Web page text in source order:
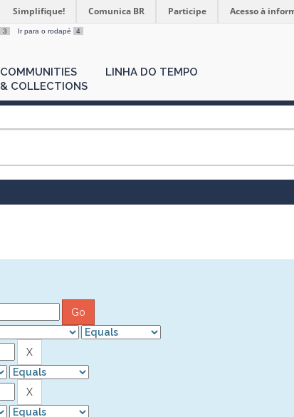
Simplifique! Comunica BR Participe Acesso à
3 Ir para o rodapé 4
COMMUNITIES
& COLLECTIONS
LINHA DO TEMPO